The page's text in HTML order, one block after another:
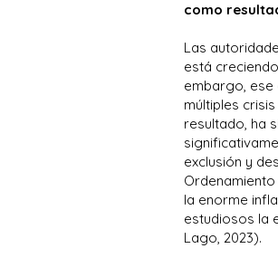
como
Las
está
embargo, ese
múltiples
resultado, ha
exclusión y
la enorme
estudiosos la
Lago, 2023).